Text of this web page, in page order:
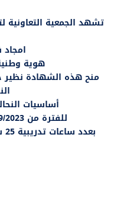
تشهد الجمعية التعاونية
هوية وطنية رقم:
منح هذه الشهادة نظير
أساسيات
للفترة من 10/9/2023 م وحتى 14/9/2023 م
بعدد ساعات تدريبية 25 ساعة والمنعقدة في مدينة حائل